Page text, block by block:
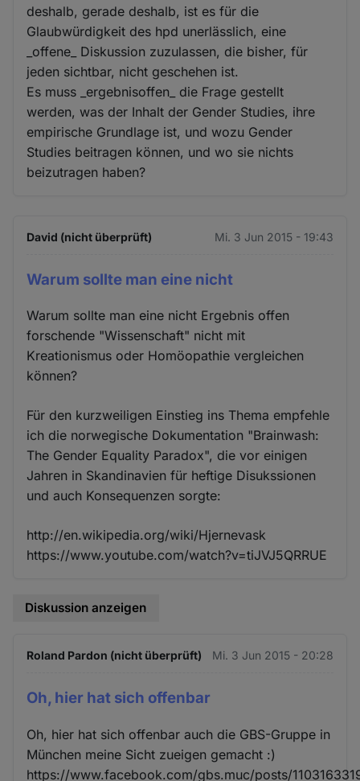
deshalb, gerade deshalb, ist es für die
Glaubwürdigkeit des hpd unerlässlich, eine
_offene_ Diskussion zuzulassen, die bisher, für
jeden sichtbar, nicht geschehen ist.
Es muss _ergebnisoffen_ die Frage gestellt
werden, was der Inhalt der Gender Studies, ihre
empirische Grundlage ist, und wozu Gender
Studies beitragen können, und wo sie nichts
beizutragen haben?
David (nicht überprüft) Mi. 3 Jun 2015 - 19:43
Warum sollte man eine nicht
Warum sollte man eine nicht Ergebnis offen
forschende "Wissenschaft" nicht mit
Kreationismus oder Homöopathie vergleichen
können?
Für den kurzweiligen Einstieg ins Thema empfehle
ich die norwegische Dokumentation "Brainwash:
The Gender Equality Paradox", die vor einigen
Jahren in Skandinavien für heftige Disukssionen
und auch Konsequenzen sorgte:
http://en.wikipedia.org/wiki/Hjernevask
https://www.youtube.com/watch?v=tiJVJ5QRRUE
Diskussion anzeigen
Roland Pardon (nicht überprüft) Mi. 3 Jun 2015 - 20:28
Oh, hier hat sich offenbar
Oh, hier hat sich offenbar auch die GBS-Gruppe in
München meine Sicht zueigen gemacht :)
https://www.facebook.com/gbs.muc/posts/